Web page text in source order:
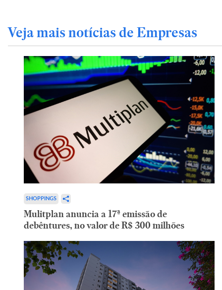
Veja mais notícias de Empresas
SHOPPINGS
Mulitplan anuncia a 17ª emissão de
debêntures, no valor de R$ 300 milhões